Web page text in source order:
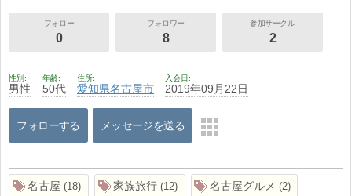
フォロー
0
フォロワー
8
参加サークル
2
性別
男性
年齢
50代
住所
愛知県名古屋市
入会日
2019年09月22日
フォローする メッセージを送る
名古屋 18 家族旅行 12 名古屋グルメ 2